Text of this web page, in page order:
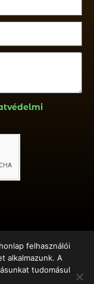
– Készítette:
felhasználói
alkalmazunk. A
tudomásul